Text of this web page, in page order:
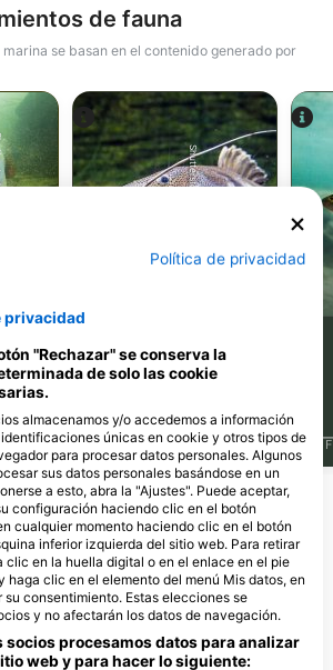
de fauna
se basan en el contenido generado por
O N D
Shutterstock-zsolt_uveges
J F M A M J J A S O N D F
ofrecen servicios en
Política de privacidad
privacidad
"Rechazar" se conserva la
de solo las cookie
almacenamos y/o accedemos a información
únicas en cookie y otros tipos de
para procesar datos personales. Algunos
sus datos personales basándose en un
a esto, abra la "Ajustes". Puede aceptar,
configuración haciendo clic en el botón
cualquier momento haciendo clic en el botón
inferior izquierda del sitio web. Para retirar
clic en la huella digital o en el enlace en el pie
haga clic en el elemento del menú Mis datos, en
su consentimiento. Estas elecciones se
y no afectarán los datos de navegación.
socios procesamos datos para analizar
web y para hacer lo siguiente: